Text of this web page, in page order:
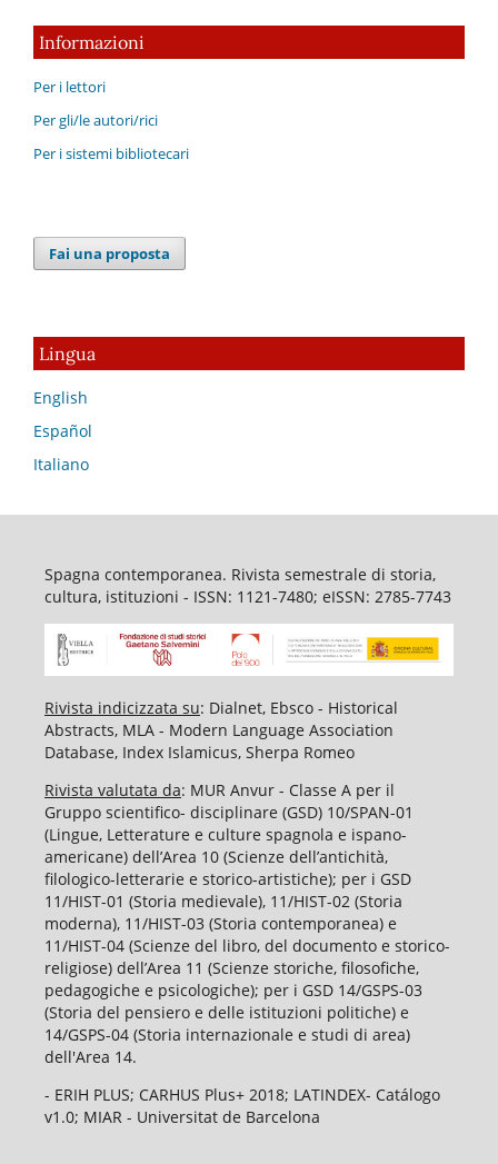
Informazioni
Per i lettori
Per gli/le autori/rici
Per i sistemi bibliotecari
Fai una proposta
Lingua
English
Español
Italiano
Spagna contemporanea. Rivista semestrale di storia,
cultura, istituzioni - ISSN: 1121-7480; eISSN: 2785-7743
Rivista indicizzata su: Dialnet, Ebsco - Historical
Abstracts, MLA - Modern Language Association
Database, Index Islamicus, Sherpa Romeo
Rivista valutata da: MUR Anvur - Classe A per il
Gruppo scientifico- disciplinare (GSD) 10/SPAN-01
(Lingue, Letterature e culture spagnola e ispano-
americane) dell’Area 10 (Scienze dell’antichità,
filologico-letterarie e storico-artistiche); per i GSD
11/HIST-01 (Storia medievale), 11/HIST-02 (Storia
moderna), 11/HIST-03 (Storia contemporanea) e
11/HIST-04 (Scienze del libro, del documento e storico-
religiose) dell’Area 11 (Scienze storiche, filosofiche,
pedagogiche e psicologiche); per i GSD 14/GSPS-03
(Storia del pensiero e delle istituzioni politiche) e
14/GSPS-04 (Storia internazionale e studi di area)
dell'Area 14.
- ERIH PLUS; CARHUS Plus+ 2018; LATINDEX- Catálogo
v1.0; MIAR - Universitat de Barcelona